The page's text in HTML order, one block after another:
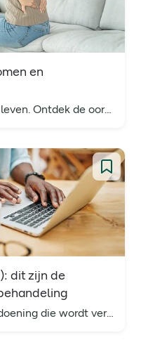
en
Rugpijn verstoort je dagelijks leven. Ontdek de oorzaken, symptomen en behandelingen. Handige tips en adviezen helpen bij herstel en preventie.
dit zijn de
Tendinitis is een pijnlijke aandoening die wordt veroorzaakt door herhaaldelijke bewegingen. Ontdek de oorzaken van peesontsteking en hoe je het kunt voorkomen.